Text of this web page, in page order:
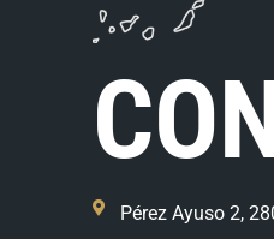
Pérez Ayuso 2,